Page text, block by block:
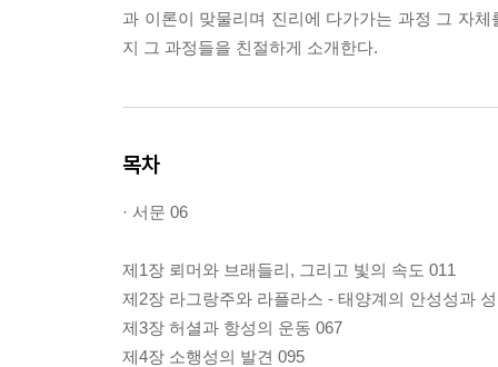
과 이론이 맞물리며 진리에 다가가는 과정 그 자
지 그 과정들을 친절하게 소개한다.
목차
· 서문 06
제1장 뢰머와 브래들리, 그리고 빛의 속도 011
제2장 라그랑주와 라플라스 - 태양계의 안성성과
제3장 허셜과 항성의 운동 067
제4장 소행성의 발견 095